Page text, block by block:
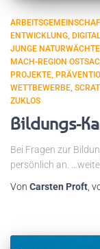
ENTWICKLUNG
JUNGE
MACH-REGION
PROJEKTE
WETTBEWERBE
ZUKLOS
Bildungs-
Bei Fragen zur
persönlich an.
Von Carsten Proft ,